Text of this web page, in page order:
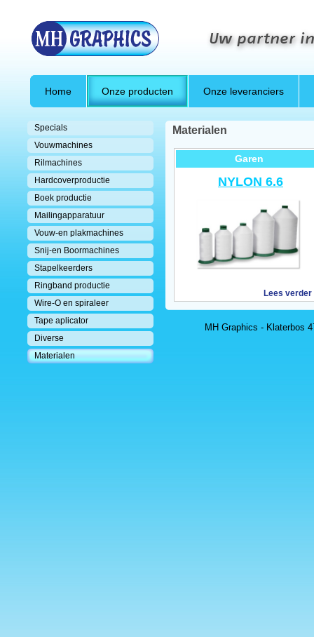
Uw partner
Home Onze producten Onze leveranciers
Specials
Vouwmachines
Rilmachines
Hardcoverproductie
Boek productie
Mailingapparatuur
Vouw-en plakmachines
Snij-en Boormachines
Stapelkeerders
Ringband productie
Wire-O en spiraleer
Tape aplicator
Diverse
Materialen
Materialen
Garen
NYLON 6.6
Lees verder
MH Graphics - Klaterbos